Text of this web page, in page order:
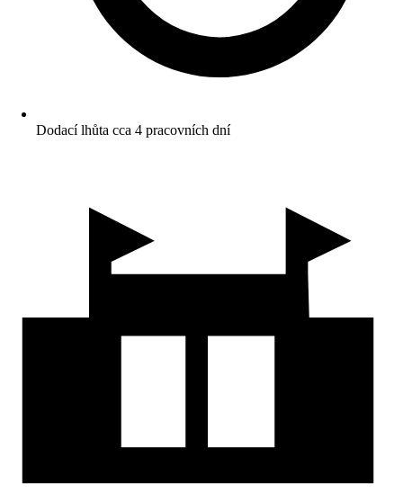
Dodací lhůta cca 4 pracovních dní